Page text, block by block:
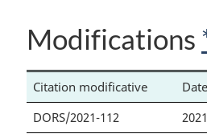
Modifications
Citation modificative
DORS/2021-112